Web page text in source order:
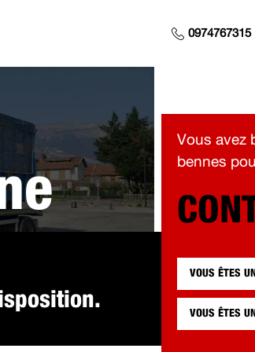
0974767315
vous à
Vous avez
bennes
VOUS ÊTES UN
VOUS ÊTES UN